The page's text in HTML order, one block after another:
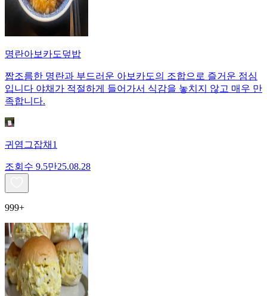
명란아보카도덮밥
짭조름한 명란과 부드러운 아보카도의 조합으로 즐거운 점심
입니다 야채가 적절하게 들어가서 식감을 놓치지 않고 매우 만
족합니다.
귀염그잡채1
조회수 9.5만25.08.28
999+